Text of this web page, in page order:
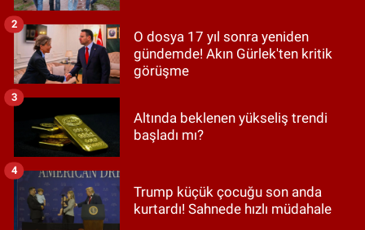
O dosya 17 yıl sonra yeniden
gündemde! Akın Gürlek'ten kritik
görüşme
2
Altında beklenen yükseliş trendi
başladı mı?
3
Trump küçük çocuğu son anda
kurtardı! Sahnede hızlı müdahale
4